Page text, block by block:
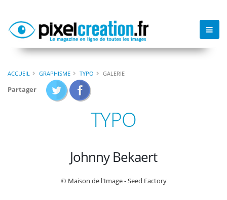
ACCUEIL GRAPHISME TYPO GALERIE
Partager
TYPO
Johnny Bekaert
© Maison de l'Image - Seed Factory